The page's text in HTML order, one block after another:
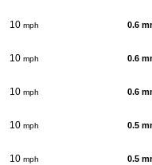
10 mph 0.6
10 mph 0.6
10 mph 0.6
10 mph 0.5
10 mph 0.5